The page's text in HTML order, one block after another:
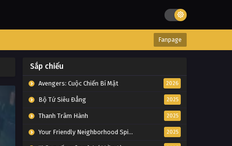
Fanpage
Sắp chiếu
Avengers: Cuộc Chiến Bí Mật 2026
Bộ Tứ Siêu Đẳng 2025
Thanh Trâm Hành 2025
Your Friendly Neighborhood Spider-Man 2025